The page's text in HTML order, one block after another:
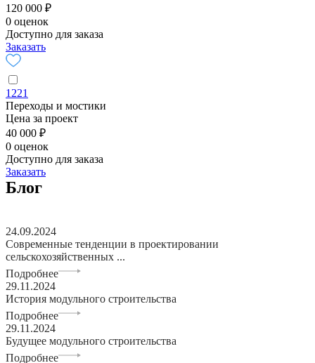
120 000 ₽
0 оценок
Доступно для заказа
Заказать
1221
Переходы и мостики
Цена за проект
40 000 ₽
0 оценок
Доступно для заказа
Заказать
Блог
24.09.2024
Современные тенденции в проектировании
сельскохозяйственных ...
Подробнее
29.11.2024
История модульного строительства
Подробнее
29.11.2024
Будущее модульного строительства
Подробнее